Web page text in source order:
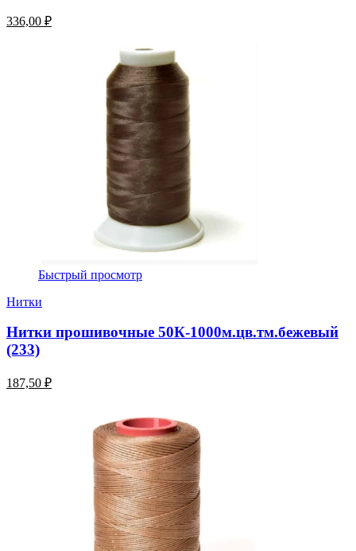
336,00 ₽
Быстрый просмотр
Нитки
Нитки прошивочные 50К-1000м.цв.тм.бежевый
(233)
187,50 ₽